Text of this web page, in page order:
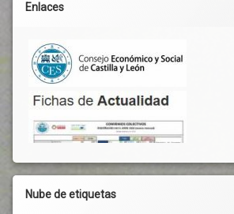
Situación
Situación
Irregular
Situación
Sobrevenida
Temporeros
Tratados
Ultraderecha
Violencia
Enlaces
Nube de etiquetas